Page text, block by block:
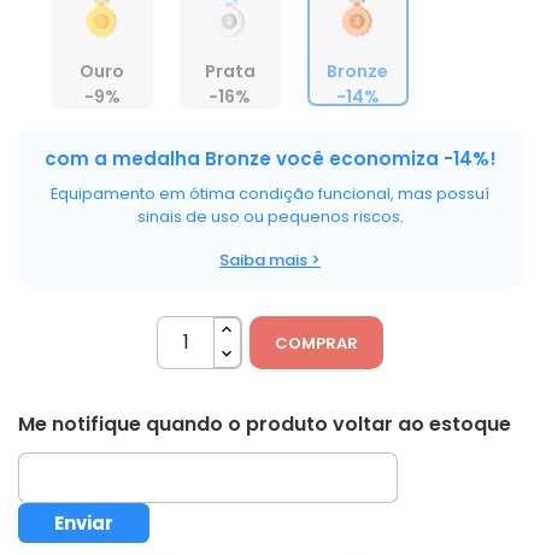
Ouro
-9%
Prata
-16%
Bronze
-14%
com a medalha Bronze você economiza -14%!
Equipamento em ótima condição funcional, mas possuí
sinais de uso ou pequenos riscos.
Saiba mais >
COMPRAR
Me notifique quando o produto voltar ao estoque